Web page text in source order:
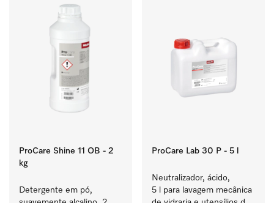
ProCare Shine 11 OB - 2
kg
Detergente em pó,
ProCare Lab 30 P - 5 l
Neutralizador, ácido,
5 l para lavagem mecânica